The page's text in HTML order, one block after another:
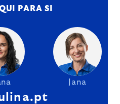
PARA SI
Jana